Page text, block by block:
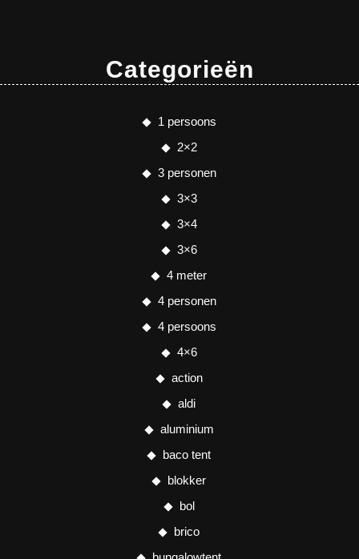
Categorieën
1 persoons
2×2
3 personen
3×3
3×4
3×6
4 meter
4 personen
4 persoons
4×6
action
aldi
aluminium
baco tent
blokker
bol
brico